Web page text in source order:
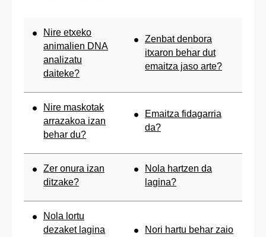
Nire etxeko
animalien DNA
analizatu
daiteke?
Zenbat denbora
itxaron behar dut
emaitza jaso arte?
Nire maskotak
arrazakoa izan
behar du?
Emaitza fidagarria
da?
Zer onura izan
ditzake?
Nola hartzen da
lagina?
Nola lortu
dezaket lagina
Nori hartu behar zaio